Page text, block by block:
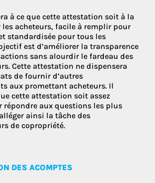
à ce que cette attestation soit à la
acheteurs, facile à remplir pour
standardisée pour tous les
est d’améliorer la transparence
sans alourdir le fardeau des
Cette attestation ne dispensera
de fournir d’autres
aux promettant acheteurs. Il
cette attestation soit assez
répondre aux questions les plus
ainsi la tâche des
de copropriété.
DES ACOMPTES